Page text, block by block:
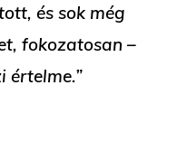
és sok még
fokozatosan –
értelme.”